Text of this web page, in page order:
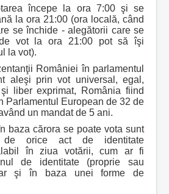
la ora 7:00 şi se
la ora 21:00 (ora locală, când
se închide - alegătorii care se
vot la ora 21:00 pot să îşi
la vot).
României în parlamentul
aleşi prin vot universal, egal,
liber exprimat, România fiind
Parlamentul European de 32 de
un mandat de 5 ani.
cărora se poate vota sunt
de orice act de identitate
în ziua votării, cum ar fi
de identitate (proprie sau
şi în baza unei forme de